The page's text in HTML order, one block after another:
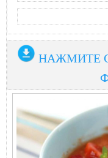
НАЖМИТЕ